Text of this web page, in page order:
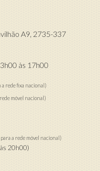
A9, 2735-337
às 17h00
a rede fixa nacional)
móvel nacional)
a rede móvel nacional)
20h00)